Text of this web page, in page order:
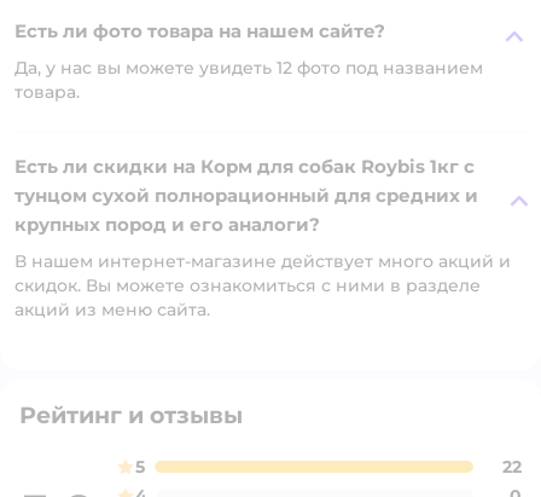
Есть ли фото товара на нашем сайте?
Да, у нас вы можете увидеть 12 фото под названием
товара.
Есть ли скидки на Корм для собак Roybis 1кг с
тунцом сухой полнорационный для средних и
крупных пород и его аналоги?
В нашем интернет-магазине действует много акций и
скидок. Вы можете ознакомиться с ними в разделе
акций из меню сайта.
Рейтинг и отзывы
5
22